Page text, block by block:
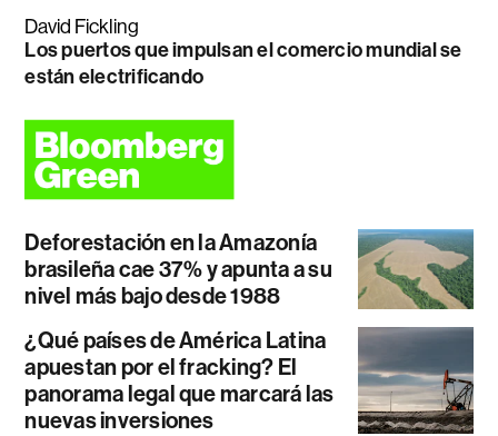
David Fickling
Los puertos que impulsan el comercio mundial se
están electrificando
Deforestación en la Amazonía
brasileña cae 37% y apunta a su
nivel más bajo desde 1988
¿Qué países de América Latina
apuestan por el fracking? El
panorama legal que marcará las
nuevas inversiones